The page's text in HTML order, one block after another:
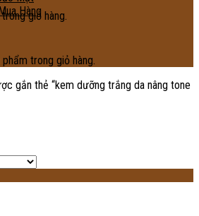
giỏ hàng.
Hàng
trong giỏ hàng.
gắn thẻ “kem dưỡng trắng da nâng tone